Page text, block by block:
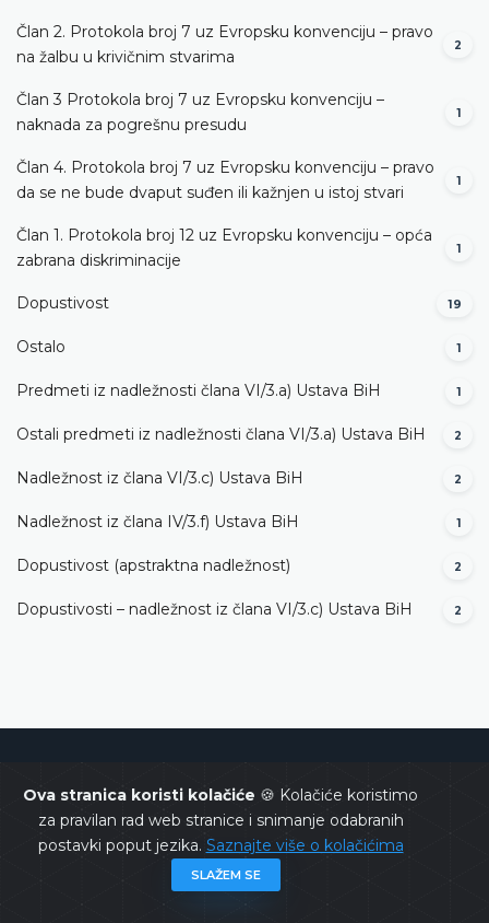
Ova stranica koristi kolačiće 🍪 Kolačiće koristimo
za pravilan rad web stranice i snimanje odabranih
postavki poput jezika. Saznajte više o kolačićima
SLAŽEM SE
Član 2. Protokola broj 7 uz Evropsku konvenciju – pravo
na žalbu u krivičnim stvarima
2
Član 3 Protokola broj 7 uz Evropsku konvenciju –
naknada za pogrešnu presudu
1
Član 4. Protokola broj 7 uz Evropsku konvenciju – pravo
da se ne bude dvaput suđen ili kažnjen u istoj stvari
1
Član 1. Protokola broj 12 uz Evropsku konvenciju – opća
zabrana diskriminacije
1
Dopustivost 19
Ostalo 1
Predmeti iz nadležnosti člana VI/3.а) Ustava BiH 1
Ostali predmeti iz nadležnosti člana VI/3.а) Ustava BiH 2
Nadležnost iz člana VI/3.c) Ustava BiH 2
Nadležnost iz člana IV/3.f) Ustava BiH 1
Dopustivost (apstraktna nadležnost) 2
Dopustivosti – nadležnost iz člana VI/3.c) Ustava BiH 2
Ustavni sud BiH